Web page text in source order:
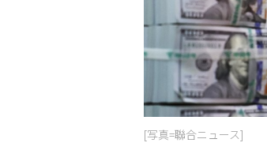
[写真=聯合ニュース]